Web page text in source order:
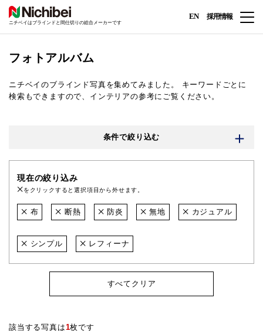
ニチベイはブラインドと間仕切りの総合メーカーです
EN 採用情報
フォトアルバム
ニチベイのブラインド写真を集めてみました。
キーワードごとに
検索もできますので、インテリアの参考にご覧ください。
条件で絞り込む
現在の絞り込み
をクリックすると選択項目から外せます。
布 断熱 防炎 無地 カジュアル
シンプル レフィーナ
すべてクリア
該当する写真は1枚です